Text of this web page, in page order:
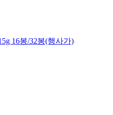
16봉/32봉(행사가)